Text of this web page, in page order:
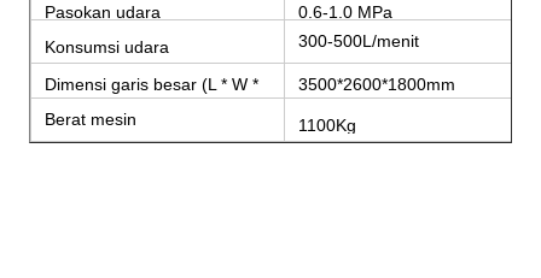
Pasokan udara
0,6-1,0 MPa
Konsumsi udara
300-500L/menit
Dimensi garis besar (L * W *
H)
3500*2600*1800mm
Berat mesin
1100Kg